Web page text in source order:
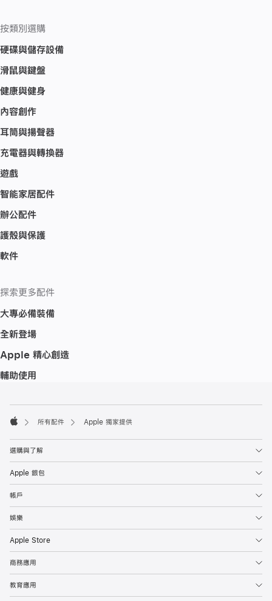
按類別選購
硬碟與儲存設備
滑鼠與鍵盤
健康與健身
內容創作
耳筒與揚聲器
充電器與轉換器
遊戲
智能家居配件
辦公配件
護殼與保護
軟件
探索更多配件
大專必備裝備
全新登場
Apple 精心創造
輔助使用
腳
所有配件 Apple 獨家提供
選購與了解
Apple 銀包
帳戶
娛樂
Apple Store
商務應用
教育應用